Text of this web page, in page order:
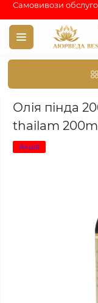
Самовивози
Аюрведа каталог
Олія пінда
thailam
Акція